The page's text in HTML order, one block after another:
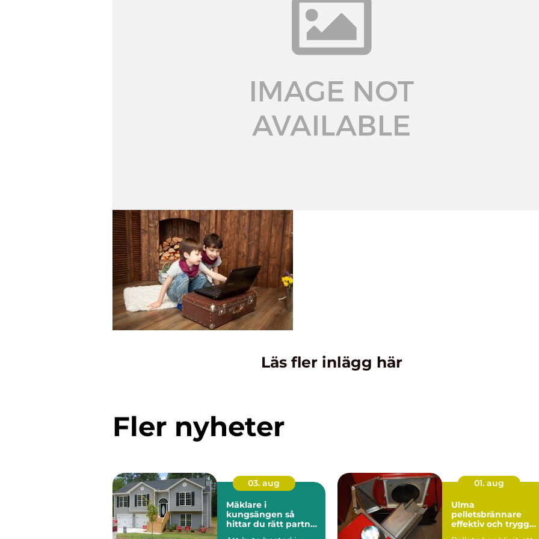
Läs fler inlägg här
Fler nyheter
03. aug
Mäklare i
kungsängen så
hittar du rätt partner
01. aug
Ulma
pelletsbrännare
effektiv och trygg